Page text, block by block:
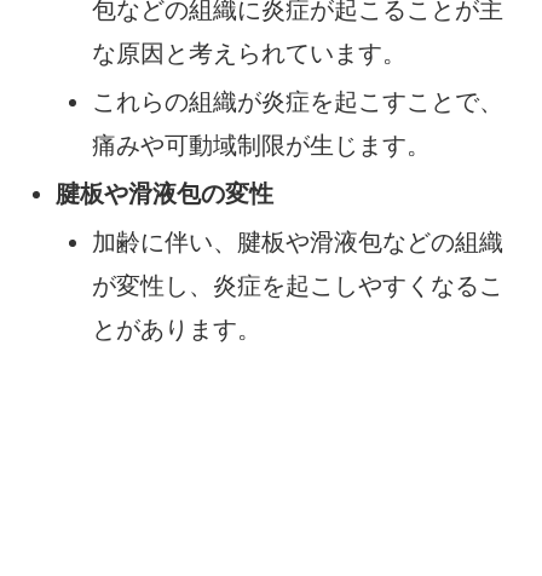
包などの組織に炎症が起こることが主
な原因と考えられています。
これらの組織が炎症を起こすことで、
痛みや可動域制限が生じます。
腱板や滑液包の変性
加齢に伴い、腱板や滑液包などの組織
が変性し、炎症を起こしやすくなるこ
とがあります。